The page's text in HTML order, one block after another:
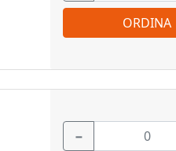
ORDINA
−